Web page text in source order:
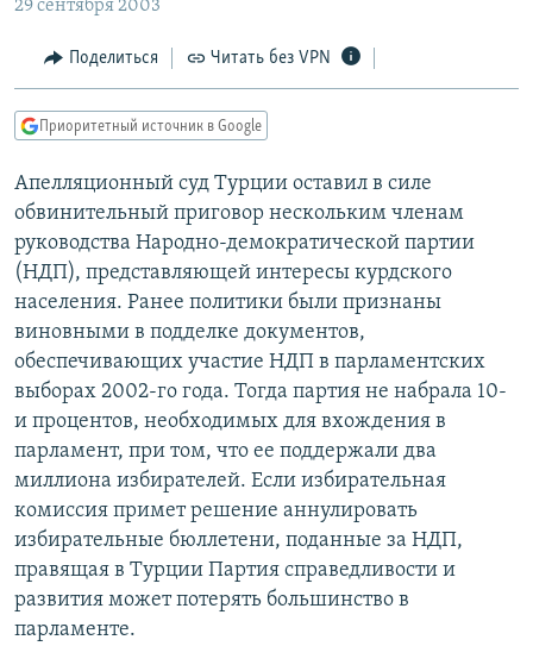
Вернутся
поискуСЕВЕР.РЕАЛИИ
СИБИРЬ.РЕАЛИИ
ПОДПИШИТЕСЬ НА РАССЫЛКУ
СОЦИАЛЬНЫЕ СЕТИ
Все сайты РСЕ/РС
29 сентября 2003
Поделиться Читать без VPN
Приоритетный источник в Google
Апелляционный суд Турции оставил в силе
обвинительный приговор нескольким членам
руководства Народно-демократической партии
(НДП), представляющей интересы курдского
населения. Ранее политики были признаны
виновными в подделке документов,
обеспечивающих участие НДП в парламентских
выборах 2002-го года. Тогда партия не набрала 10-
и процентов, необходимых для вхождения в
парламент, при том, что ее поддержали два
миллиона избирателей. Если избирательная
комиссия примет решение аннулировать
избирательные бюллетени, поданные за НДП,
правящая в Турции Партия справедливости и
развития может потерять большинство в
парламенте.